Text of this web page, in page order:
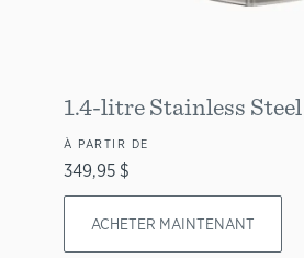
1.4-litre Stainless
À PARTIR DE
349,95 $
ACHETER MAINTENANT